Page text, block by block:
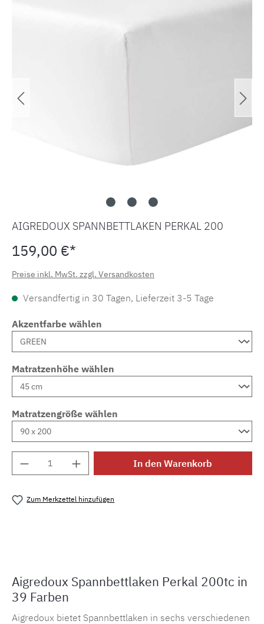
AIGREDOUX SPANNBETTLAKEN PERKAL 200
159,00 €*
Preise inkl. MwSt. zzgl. Versandkosten
Versandfertig in 30 Tagen, Lieferzeit 3-5 Tage
Akzentfarbe wählen
Matratzenhöhe wählen
Matratzengröße wählen
Produkt Anzahl: Gib den gewünschten
In den Warenkorb
Zum Merkzettel hinzufügen
Aigredoux Spannbettlaken Perkal 200tc in
39 Farben
Aigredoux bietet Spannbettlaken in sechs verschiedenen